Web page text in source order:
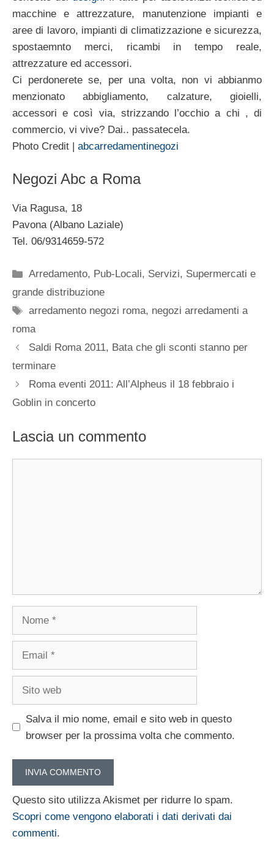
macchine e attrezzature, manutenzione impianti e
aree di lavoro, impianti di climatizzazione e sicurezza,
spostaemnto merci, ricambi in tempo reale,
attrezzature ed accessori.
Ci perdonerete se, per una volta, non vi abbianmo
menzionato abbigliamento, calzature, gioielli,
accessori e così via, strizzando l’occhio a chi , di
commercio, vi vive? Dai.. passatecela.
Photo Credit | abcarredamentinegozi
Negozi Abc a Roma
Via Ragusa, 18
Pavona (Albano Laziale)
Tel. 06/9314659-572
Categorie
Arredamento, Pub-Locali, Servizi, Supermercati e
grande distribuzione
Tag
arredamento negozi roma, negozi arredamenti a
roma
Saldi Roma 2011, Bata che gli sconti stanno per
terminare
Roma eventi 2011: All’Alpheus il 18 febbraio i
Goblin in concerto
Lascia un commento
Nome
Email
Sito
Salva il mio nome, email e sito web in questo
browser per la prossima volta che commento.
Questo sito utilizza Akismet per ridurre lo spam.
Scopri come vengono elaborati i dati derivati dai
commenti.